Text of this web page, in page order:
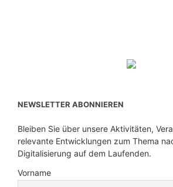
NEWSLETTER ABONNIEREN
Bleiben Sie über unsere Aktivitäten,
relevante Entwicklungen zum Thema
Digitalisierung auf dem Laufenden.
Vorname